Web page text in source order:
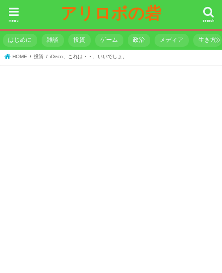
アリロボの砦 search
menu
はじめに 雑談 投資 ゲーム 政治 メディア 生き方
HOME 投資 iDeco、これは・・、いいでしょ。